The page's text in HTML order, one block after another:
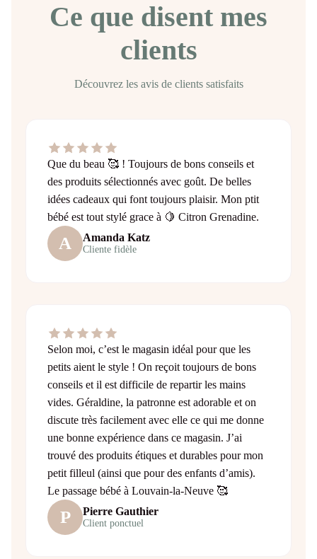
Ce que disent mes
clients
Découvrez les avis de clients satisfaits
Que du beau 🥰 ! Toujours de bons conseils et
des produits sélectionnés avec goût. De belles
idées cadeaux qui font toujours plaisir. Mon ptit
bébé est tout stylé grace à 🍋 Citron Grenadine.
A Amanda Katz
Cliente fidèle
Selon moi, c’est le magasin idéal pour que les
petits aient le style ! On reçoit toujours de bons
conseils et il est difficile de repartir les mains
vides. Géraldine, la patronne est adorable et on
discute très facilement avec elle ce qui me donne
une bonne expérience dans ce magasin. J’ai
trouvé des produits étiques et durables pour mon
petit filleul (ainsi que pour des enfants d’amis).
Le passage bébé à Louvain-la-Neuve 🥰
P Pierre Gauthier
Client ponctuel